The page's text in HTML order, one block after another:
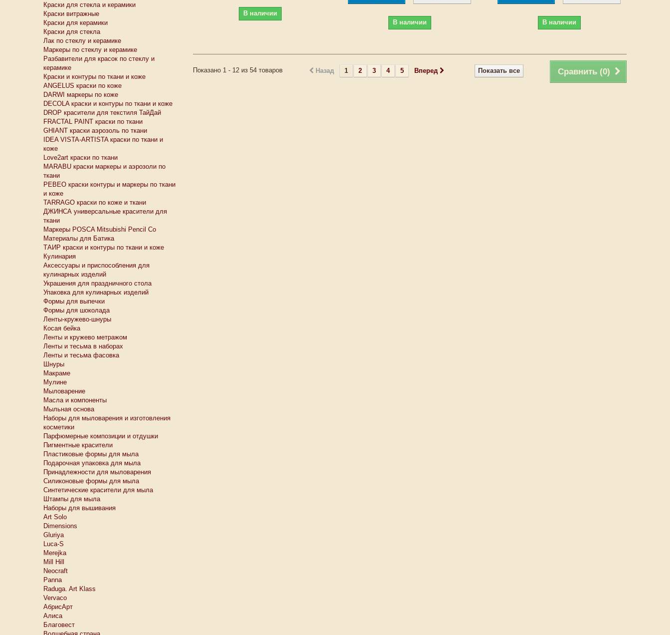
Краски для стекла и керамики
Краски витражные
Краски для керамики
Краски для стекла
Лак по стеклу и керамике
Маркеры по стеклу и керамике
Разбавители для красок по стеклу и
керамике
Краски и контуры по ткани и коже
ANGELUS краски по коже
DARWI маркеры по коже
DECOLA краски и контуры по ткани и коже
DROP красители для текстиля ТайДай
FRACTAL PAINT краски по ткани
GHIANT краски аэрозоль по ткани
IDEA VISTA-ARTISTA краски по ткани и
коже
Love2art краски по ткани
MARABU краски маркеры и аэрозоли по
ткани
PEBEO краски контуры и маркеры по ткани
и коже
TARRAGO краски по коже и ткани
ДЖИНСА универсальные красители для
ткани
Маркеры POSCA Mitsubishi Pencil Co
Материалы для Батика
ТАИР краски и контуры по ткани и коже
Кулинария
Аксессуары и приспособления для
кулинарных изделий
Украшения для праздничного стола
Упаковка для кулинарных изделий
Формы для выпечки
Формы для шоколада
Ленты-кружево-шнуры
Косая бейка
Ленты и кружево метражом
Ленты и тесьма в наборах
Ленты и тесьма фасовка
Шнуры
Макраме
Мулине
Мыловарение
Масла и компоненты
Мыльная основа
Наборы для мыловарения и изготовления
косметики
Парфюмерные композиции и отдушки
Пигментные красители
Пластиковые формы для мыла
Подарочная упаковка для мыла
Принадлежности для мыловарения
Силиконовые формы для мыла
Синтетические красители для мыла
Штампы для мыла
Наборы для вышивания
Art Solo
Dimensions
Gluriya
Luca-S
Merejka
Mill Hill
Neocraft
Panna
Raduga. Art Klass
Vervaco
АбрисАрт
Алиса
Благовест
В наличии
В наличии В наличии
Сравнить (0)
Показать все
Назад 1 2 3 4 5 Вперед
Показано 1 - 12 из 54 товаров